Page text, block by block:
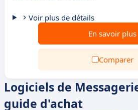
Voir plus de détails
En savoir plus
Comparer
Logiciels de
guide d'achat